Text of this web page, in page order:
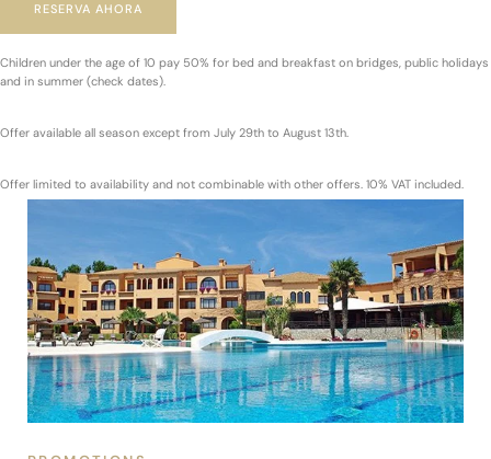
RESERVA AHORA
Children under the age of 10 pay 50% for bed and breakfast on bridges, public holidays
and in summer (check dates).
Offer available all season except from July 29th to August 13th.
Offer limited to availability and not combinable with other offers. 10% VAT included.